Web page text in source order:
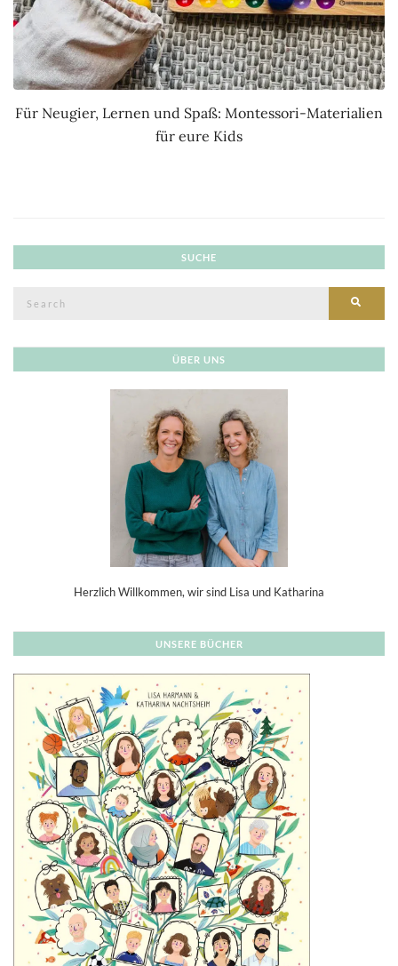
Für Neugier, Lernen und Spaß: Montessori-Materialien
für eure Kids
SUCHE
ÜBER UNS
Herzlich Willkommen, wir sind Lisa und Katharina
UNSERE BÜCHER